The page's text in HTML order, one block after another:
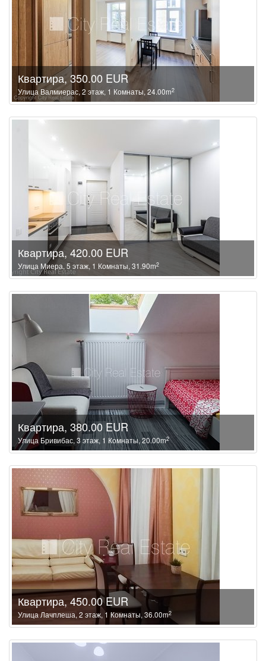
Квартира, 350.00 EUR
Улица Валмиерас, 2 этаж, 1 Комнаты, 24.00m2
Квартира, 420.00 EUR
Улица Миера, 5 этаж, 1 Комнаты, 31.90m2
Квартира, 380.00 EUR
Улица Бривибас, 3 этаж, 1 Комнаты, 20.00m2
Квартира, 450.00 EUR
Улица Лачплеша, 2 этаж, 1 Комнаты, 36.00m2